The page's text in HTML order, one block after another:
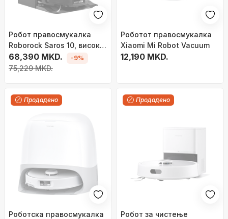
Робот правосмукалка
Roborock Saros 10, висок
7,98 cm, странична четка
FlexiArm, миење на моп
68,390 MKD.
75,229 MKD.
-9%
Роботот правосмукалка
Xiaomi Mi Robot Vacuum
12,190 MKD.
Продадено
Роботска правосмукалка
Продадено
Робот за чистење